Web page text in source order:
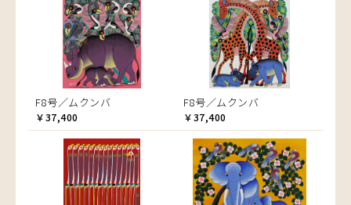
F8号／ムクンバ
￥37,400
F8号／ムクンバ
￥37,400